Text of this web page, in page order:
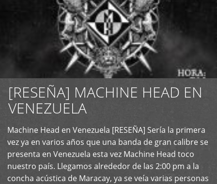
[RESEÑA] MACHINE HEAD EN
VENEZUELA
Machine Head en Venezuela [RESEÑA] Sería la primera
vez ya en varios años que una banda de gran calibre se
presenta en Venezuela esta vez Machine Head toco
nuestro país. Llegamos alrededor de las 2:00 pm a la
concha acústica de Maracay, ya se veía varias personas
+